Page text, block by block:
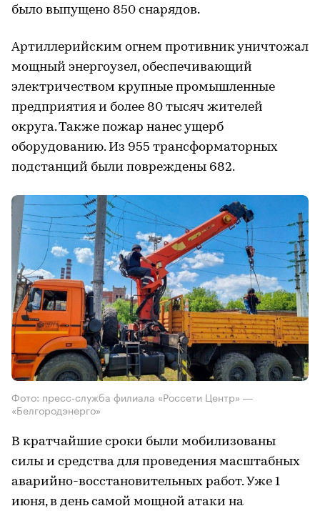
было выпущено 850 снарядов.
Артиллерийским огнем противник уничтожал
мощный энергоузел, обеспечивающий
электричеством крупные промышленные
предприятия и более 80 тысяч жителей
округа. Также пожар нанес ущерб
оборудованию. Из 955 трансформаторных
подстанций были повреждены 682.
Фото: пресс-служба филиала «Россети Центр» ―
«Белгородэнерго»
В кратчайшие сроки были мобилизованы
силы и средства для проведения масштабных
аварийно-восстановительных работ. Уже 1
июня, в день самой мощной атаки на